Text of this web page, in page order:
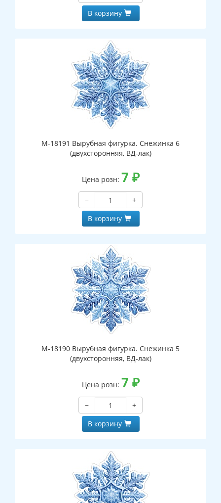
В корзину
М-18191 Вырубная фигурка. Снежинка 6
(двухсторонняя, ВД-лак)
Цена розн: 7 ₽
−
+
В корзину
М-18190 Вырубная фигурка. Снежинка 5
(двухсторонняя, ВД-лак)
Цена розн: 7 ₽
−
+
В корзину